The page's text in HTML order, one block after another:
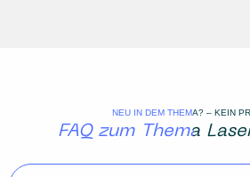
NEU IN DEM THEMA? – KEIN
FAQ zum Thema